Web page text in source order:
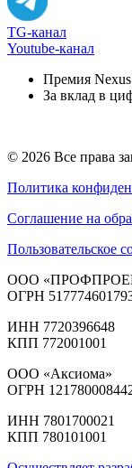
TG-канал
Youtube-канал
Премия
За вклад в
© 2026 Все права
Политика
Соглашение на
Пользовательское
ООО
ОГРН
ИНН 7720396648
КПП 772001001
ООО «Аксиома»
ОГРН
ИНН 7801700021
КПП 780101001